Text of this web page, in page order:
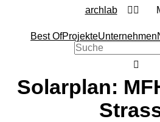
archlab
Best OfProjekteUnternehmen
Solarplan: